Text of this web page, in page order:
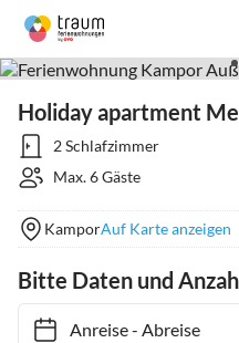
Holiday apartment
2 Schlafzimmer
Max. 6 Gäste
KamporAuf Karte anzeigen
Bitte Daten und
Anreise- Abreise